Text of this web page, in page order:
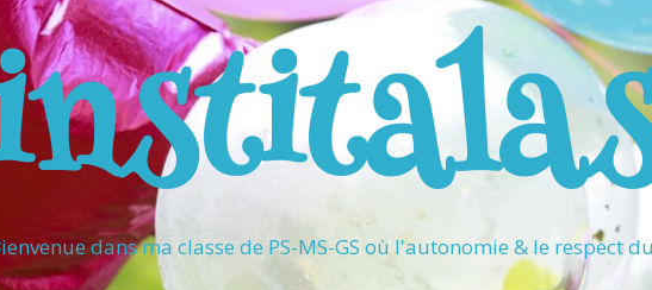
dans ma classe de PS-MS-GS où l'autonomie & le